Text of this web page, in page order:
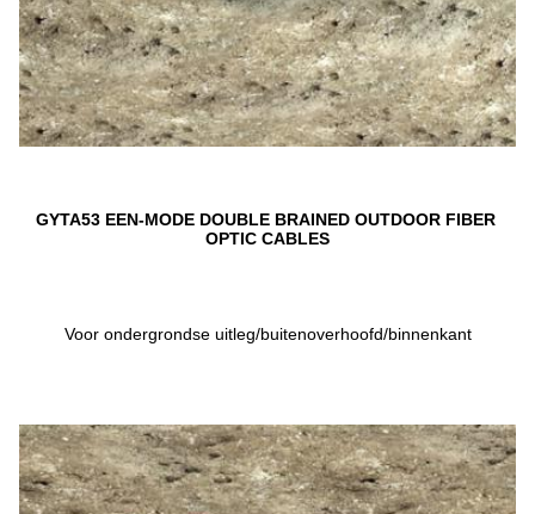
GYTA53 EEN-MODE DOUBLE BRAINED OUTDOOR FIBER
OPTIC CABLES
Voor ondergrondse uitleg/buitenoverhoofd/binnenkant